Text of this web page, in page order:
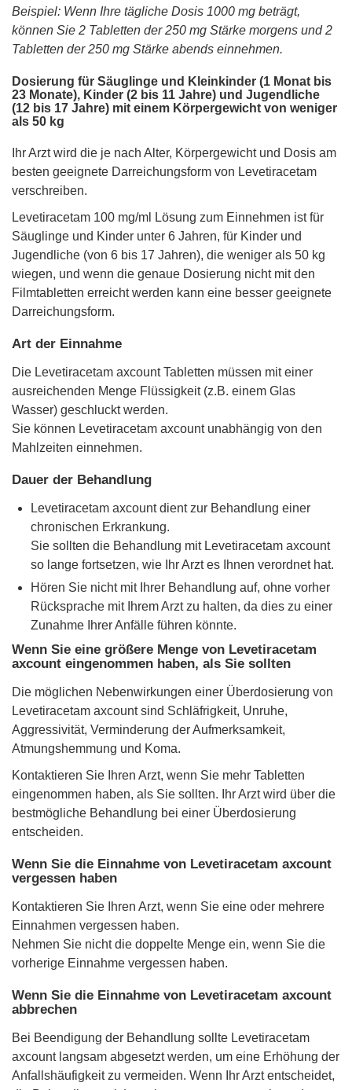
Beispiel: Wenn Ihre tägliche Dosis 1000 mg beträgt,
können Sie 2 Tabletten der 250 mg Stärke morgens und 2
Tabletten der 250 mg Stärke abends einnehmen.
Dosierung für Säuglinge und Kleinkinder (1 Monat bis
23 Monate), Kinder (2 bis 11 Jahre) und Jugendliche
(12 bis 17 Jahre) mit einem Körpergewicht von weniger
als 50 kg
Ihr Arzt wird die je nach Alter, Körpergewicht und Dosis am
besten geeignete Darreichungsform von Levetiracetam
verschreiben.
Levetiracetam 100 mg/ml Lösung zum Einnehmen ist für
Säuglinge und Kinder unter 6 Jahren, für Kinder und
Jugendliche (von 6 bis 17 Jahren), die weniger als 50 kg
wiegen, und wenn die genaue Dosierung nicht mit den
Filmtabletten erreicht werden kann eine besser geeignete
Darreichungsform.
Art der Einnahme
Die Levetiracetam axcount Tabletten müssen mit einer
ausreichenden Menge Flüssigkeit (z.B. einem Glas
Wasser) geschluckt werden.
Sie können Levetiracetam axcount unabhängig von den
Mahlzeiten einnehmen.
Dauer der Behandlung
Levetiracetam axcount dient zur Behandlung einer
chronischen Erkrankung.
Sie sollten die Behandlung mit Levetiracetam axcount
so lange fortsetzen, wie Ihr Arzt es Ihnen verordnet hat.
Hören Sie nicht mit Ihrer Behandlung auf, ohne vorher
Rücksprache mit Ihrem Arzt zu halten, da dies zu einer
Zunahme Ihrer Anfälle führen könnte.
Wenn Sie eine größere Menge von Levetiracetam
axcount eingenommen haben, als Sie sollten
Die möglichen Nebenwirkungen einer Überdosierung von
Levetiracetam axcount sind Schläfrigkeit, Unruhe,
Aggressivität, Verminderung der Aufmerksamkeit,
Atmungshemmung und Koma.
Kontaktieren Sie Ihren Arzt, wenn Sie mehr Tabletten
eingenommen haben, als Sie sollten. Ihr Arzt wird über die
bestmögliche Behandlung bei einer Überdosierung
entscheiden.
Wenn Sie die Einnahme von Levetiracetam axcount
vergessen haben
Kontaktieren Sie Ihren Arzt, wenn Sie eine oder mehrere
Einnahmen vergessen haben.
Nehmen Sie nicht die doppelte Menge ein, wenn Sie die
vorherige Einnahme vergessen haben.
Wenn Sie die Einnahme von Levetiracetam axcount
abbrechen
Bei Beendigung der Behandlung sollte Levetiracetam
axcount langsam abgesetzt werden, um eine Erhöhung der
Anfallshäufigkeit zu vermeiden. Wenn Ihr Arzt entscheidet,